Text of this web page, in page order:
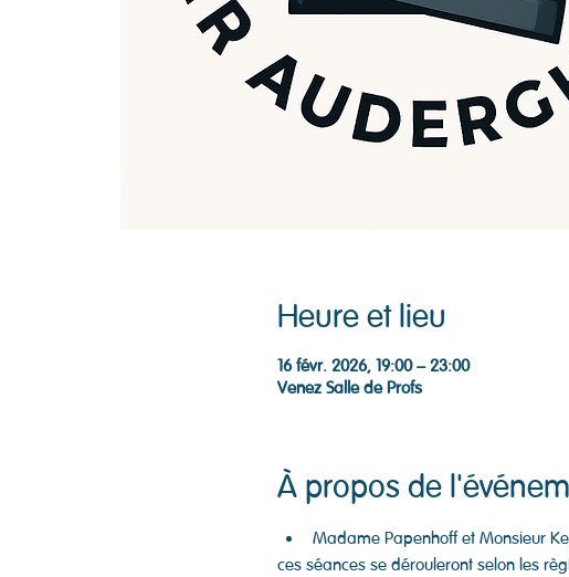
Heure et lieu
16 févr. 2026, 19:00 – 23:00
Venez Salle de Profs
À propos de
Madame Papenhoff et Monsieur
ces séances se dérouleront selon les